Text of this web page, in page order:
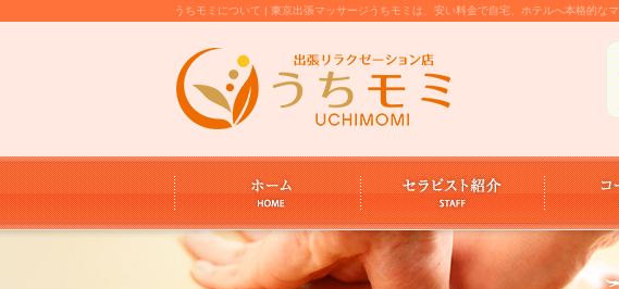
うちモミについて | 東京出張マッサージうちモミは、安い料金で自宅、ホテルへ本格的な